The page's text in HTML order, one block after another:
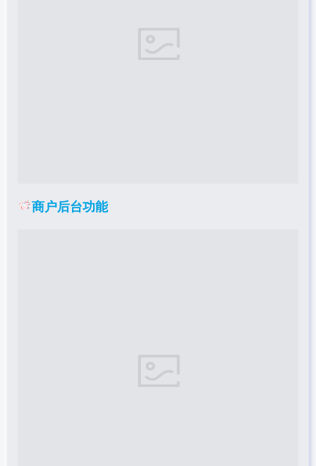
商户后台功能